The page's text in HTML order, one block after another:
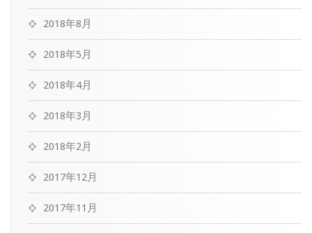
2018年8月
2018年5月
2018年4月
2018年3月
2018年2月
2017年12月
2017年11月